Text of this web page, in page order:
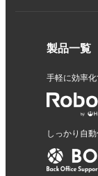
製品一覧
手軽に効率化
しっかり自